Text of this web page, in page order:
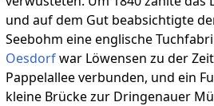
und auf dem Gut beabsichtigte
Seebohm eine englische
Oesdorfwar Löwensen zu der
Pappelallee verbunden, und ein
kleine Brücke zur Dringenauer